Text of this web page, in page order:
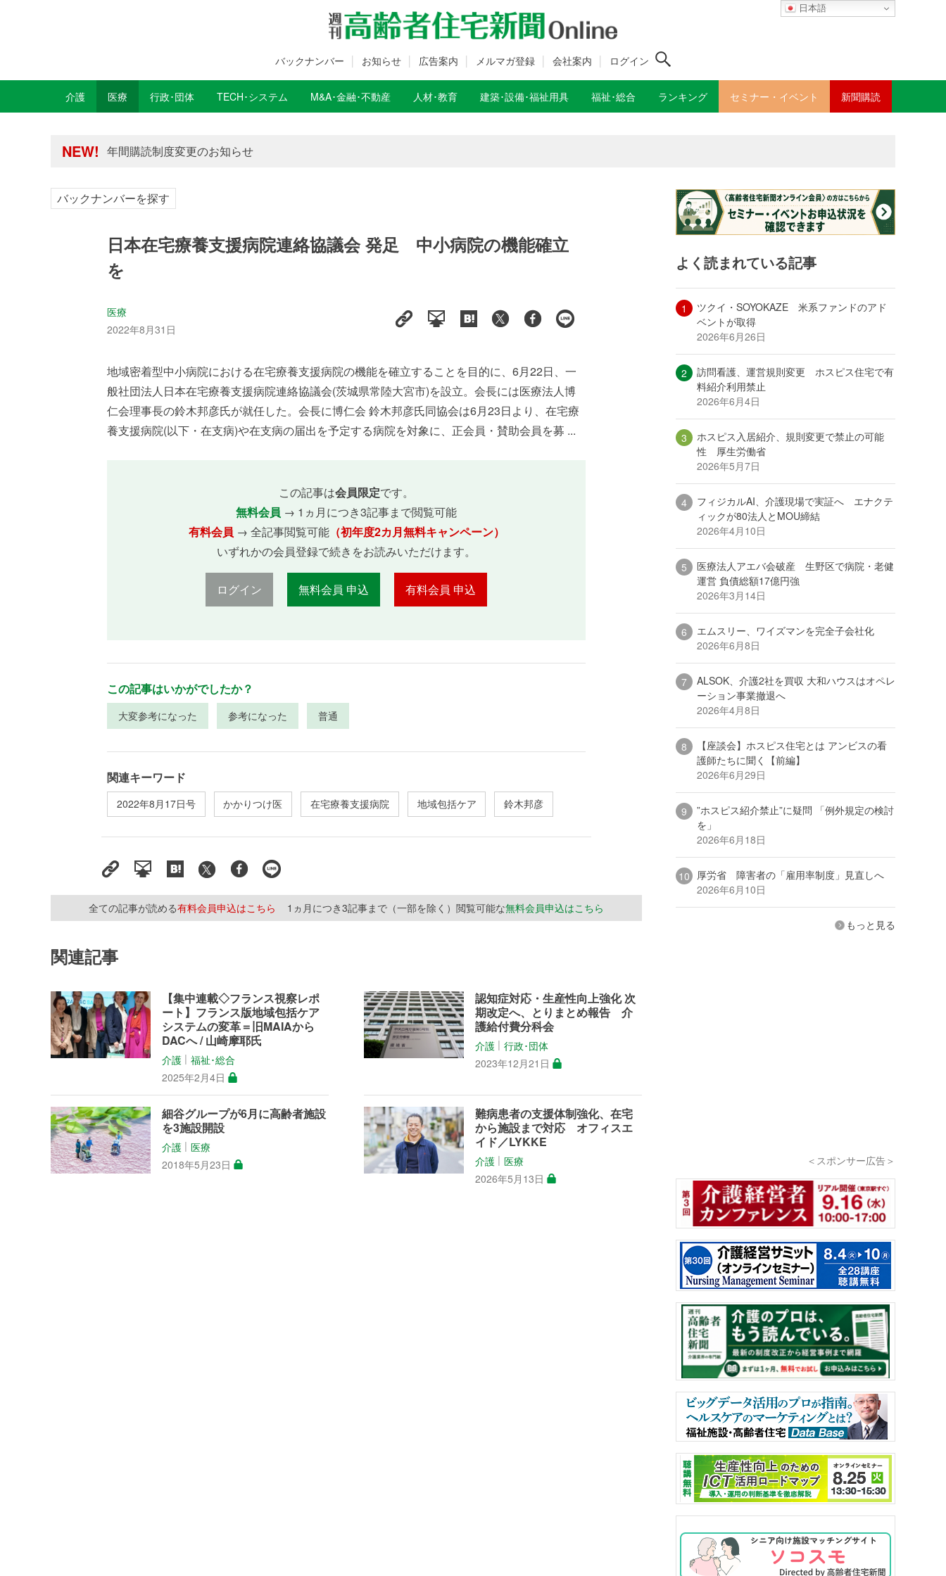
日本語
バックナンバー お知らせ 広告案内 メルマガ登録 会社案内 ログイン
介護 医療 行政･団体 TECH･システム M&A･金融･不動産 人材･教育 建築･設備･福祉用具 福祉･総合 ランキング セミナー・イベント 新聞購読
NEW!
年間購読制度変更のお知らせ
高齢者住宅新聞 無料会員の皆様へ閲覧本数変更のお知らせ
バックナンバーを探す
日本在宅療養支援病院連絡協議会 発足 中小病院の機能確立
を
医療
2022年8月31日
地域密着型中小病院における在宅療養支援病院の機能を確立することを目的に、6月22日、一
般社団法人日本在宅療養支援病院連絡協議会(茨城県常陸大宮市)を設立。会長には医療法人博
仁会理事長の鈴木邦彦氏が就任した。会長に博仁会 鈴木邦彦氏同協会は6月23日より、在宅療
養支援病院(以下・在支病)や在支病の届出を予定する病院を対象に、正会員・賛助会員を募 ...
この記事は会員限定です。
無料会員 → 1ヵ月につき3記事まで閲覧可能
有料会員 → 全記事閲覧可能（初年度2カ月無料キャンペーン）
いずれかの会員登録で続きをお読みいただけます。
ログイン 無料会員 申込 有料会員 申込
この記事はいかがでしたか？
大変参考になった 参考になった 普通
関連キーワード
2022年8月17日号 かかりつけ医 在宅療養支援病院 地域包括ケア 鈴木邦彦
全ての記事が読める有料会員申込はこちら 1ヵ月につき3記事まで（一部を除く）閲覧可能な無料会員申込はこちら
関連記事
【集中連載◇フランス視察レポ
ート】フランス版地域包括ケア
システムの変革＝旧MAIAから
DACへ / 山崎摩耶氏
介護 │福祉･総合
2025年2月4日
認知症対応・生産性向上強化 次
期改定へ、とりまとめ報告 介
護給付費分科会
介護 │行政･団体
2023年12月21日
細谷グループが6月に高齢者施設
を3施設開設
介護 │医療
2018年5月23日
難病患者の支援体制強化、在宅
から施設まで対応 オフィスエ
イド／LYKKE
介護 │医療
2026年5月13日
よく読まれている記事
ツクイ・SOYOKAZE 米系ファンドのアド
ベントが取得
2026年6月26日
訪問看護、運営規則変更 ホスピス住宅で有
料紹介利用禁止
2026年6月4日
ホスピス入居紹介、規則変更で禁止の可能
性 厚生労働省
2026年5月7日
フィジカルAI、介護現場で実証へ エナクテ
ィックが80法人とMOU締結
2026年4月10日
医療法人アエバ会破産 生野区で病院・老健
運営 負債総額17億円強
2026年3月14日
エムスリー、ワイズマンを完全子会社化
2026年6月8日
ALSOK、介護2社を買収 大和ハウスはオペレ
ーション事業撤退へ
2026年4月8日
【座談会】ホスピス住宅とは アンビスの看
護師たちに聞く【前編】
2026年6月29日
”ホスピス紹介禁止”に疑問 「例外規定の検討
を」
2026年6月18日
厚労省 障害者の「雇用率制度」見直しへ
2026年6月10日
もっと見る
＜スポンサー広告＞